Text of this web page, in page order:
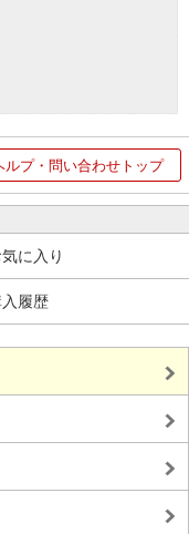
ルプ・問い合わせトップ
に入り
入履歴